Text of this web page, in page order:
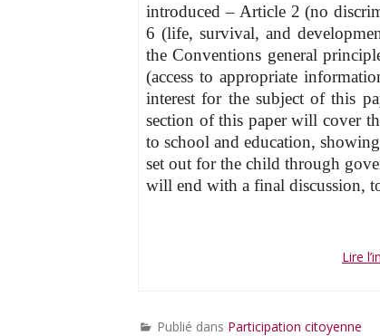
introduced – Article 2 (no
6 (life, survival, and
the Conventions general
(access to appropriate
interest for the subject of this
section of this paper will cover
to school and education,
set out for the child through
will end with a final discussion,
Lire
Publié dans Participation citoyenne